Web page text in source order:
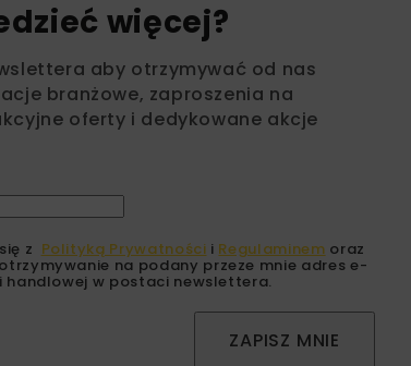
więcej?
aby otrzymywać od nas
branżowe, zaproszenia na
oferty i dedykowane akcje
z Polityką Prywatności i Regulaminem oraz
na podany przeze mnie adres e-
handlowej w postaci newslettera.
ZAPISZ MNIE